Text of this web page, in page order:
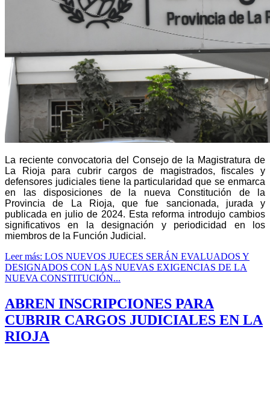
La reciente convocatoria del Consejo de la Magistratura de
La Rioja para cubrir cargos de magistrados, fiscales y
defensores judiciales tiene la particularidad que se enmarca
en las disposiciones de la nueva Constitución de la
Provincia de La Rioja, que fue sancionada, jurada y
publicada en julio de 2024. Esta reforma introdujo cambios
significativos en la designación y periodicidad en los
miembros de la Función Judicial.
Leer más: LOS NUEVOS JUECES SERÁN EVALUADOS Y
DESIGNADOS CON LAS NUEVAS EXIGENCIAS DE LA
NUEVA CONSTITUCIÓN...
ABREN INSCRIPCIONES PARA
CUBRIR CARGOS JUDICIALES EN LA
RIOJA